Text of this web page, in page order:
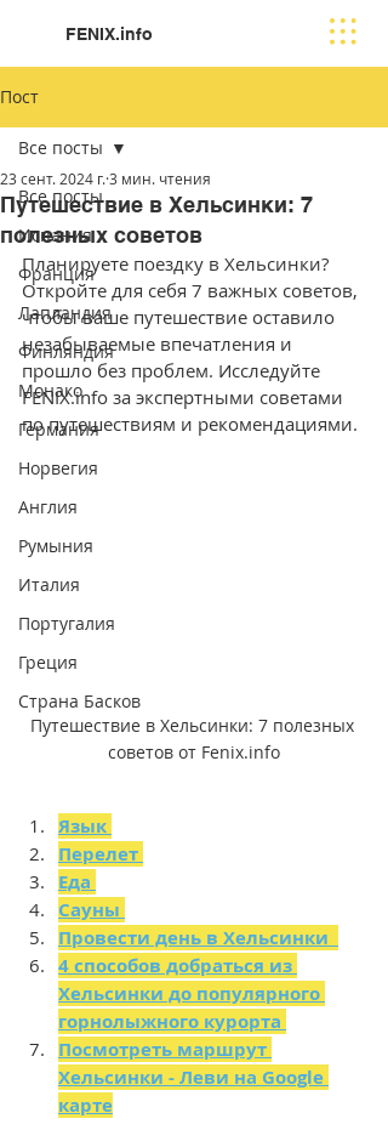
FENIX.info
Пост
Все посты
Испания
Франция
Лапландия
Финляндия
Moнако
Германия
Норвегия
Англия
Румыния
Италия
Португалия
Греция
Страна Басков
Все посты
Путешествие в Хельсинки: 7
полезных советов
23 сент. 2024 г.3 мин. чтения
Планируете поездку в Хельсинки?
Откройте для себя 7 важных советов,
чтобы ваше путешествие оставило
незабываемые впечатления и
прошло без проблем. Исследуйте
FENIX.info за экспертными советами
по путешествиям и рекомендациями.
Путешествие в Хельсинки: 7 полезных
советов от Fenix.info
Язык
Перелет
Еда
Сауны
Провести день в Хельсинки
4 способов добраться из
Хельсинки до популярного
горнолыжного курорта
Посмотреть маршрут
Хельсинки - Леви на Google
карте